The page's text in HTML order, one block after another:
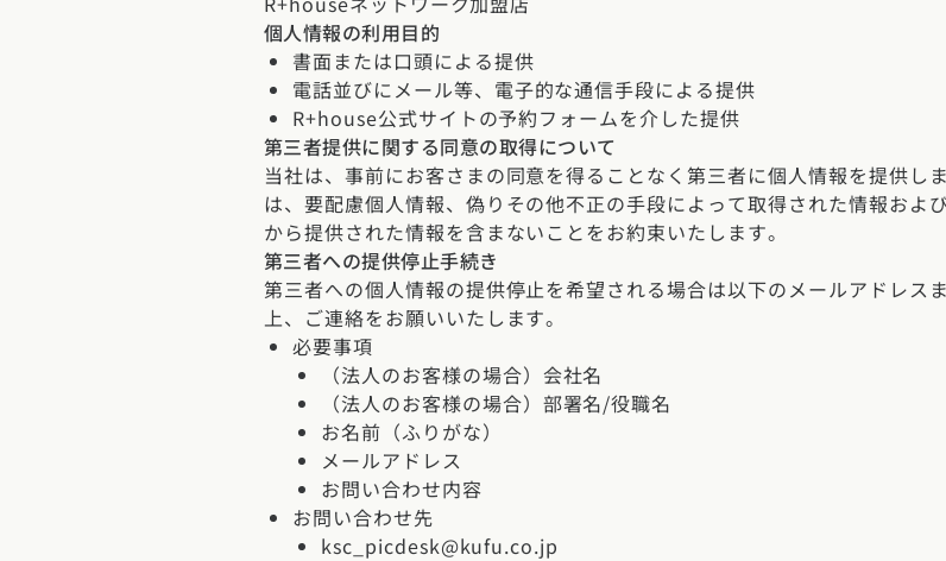
香川県
九州・沖縄エリア
福岡県佐賀県長崎県熊本県 大分県
施工事例
スタイルのヒント
デザインのヒント
ニュースレター
デザインコンテスト
新潟県
東海エリア
愛知県岐阜県静岡県三重県
関西エリア
大阪府兵庫県京都府
中国エリア
広島県岡山県鳥取県島根県
四国エリア
香川県 徳島県
九州・沖縄エリア
個人情報の利用目的
書面または口頭による提供
電話並びにメール等、電子的な通信手段による提供
R+house公式サイトの予約フォームを介した提供
第三者提供に関する同意の取得について
当社は、事前にお客さまの同意を得ることなく第三者に個人情報を提供し
は、要配慮個人情報、偽りその他不正の手段によって取得された情報およ
から提供された情報を含まないことをお約束いたします。
第三者への提供停止手続き
第三者への個人情報の提供停止を希望される場合は以下のメールアドレス
上、ご連絡をお願いいたします。
必要事項
（法人のお客様の場合）会社名
（法人のお客様の場合）部署名/役職名
お名前（ふりがな）
メールアドレス
お問い合わせ内容
お問い合わせ先
ksc_picdesk@kufu.co.jp